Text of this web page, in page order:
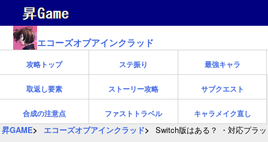
エコーズオブアインクラッド
攻略トップ ステ振り 最強キャラ
取返し要素 ストーリー攻略 サブクエスト
合成の注意点 ファストトラベル キャラメイク直し
昇GAME エコーズオブアインクラッド Switch版はある？ ・対応プラ